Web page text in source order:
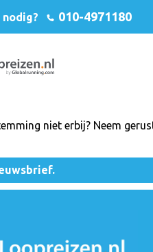
nodig? 010-4971180
niet erbij? Neem